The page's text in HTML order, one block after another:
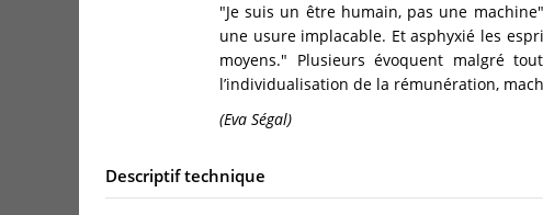
"Je suis un être humain, pas une
une usure implacable. Et asphyxié les
moyens." Plusieurs évoquent malgré
l’individualisation de la rémunération,
(Eva Ségal)
Descriptif technique